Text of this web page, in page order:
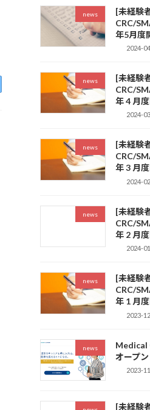
news
[未経験
CRC/
年5月度
2024-
news
[未経験
CRC/
年 4 月
2024-
news
[未経験
CRC/
年 3 月
2024-
news
[未経験
CRC/
年 2 月
2024-
news
[未経験
CRC/
年 1 月
2023-
news
オープン
2023-
[未経験